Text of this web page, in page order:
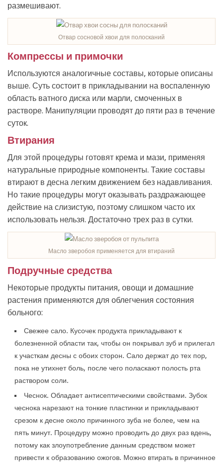
размешивают.
Отвар сосновой хвои для полосканий
Компрессы и примочки
Используются аналогичные составы, которые описаны
выше. Суть состоит в прикладывании на воспаленную
область ватного диска или марли, смоченных в
растворе. Манипуляции проводят до пяти раз в течение
суток.
Втирания
Для этой процедуры готовят крема и мази, применяя
натуральные природные компоненты. Такие составы
втирают в десна легким движением без надавливания.
Но такие процедуры могут оказывать раздражающее
действие на слизистую, поэтому слишком часто их
использовать нельзя. Достаточно трех раз в сутки.
Масло зверобоя применяется для втираний
Подручные средства
Некоторые продукты питания, овощи и домашние
растения применяются для облегчения состояния
больного:
Свежее сало. Кусочек продукта прикладывают к
болезненной области так, чтобы он покрывал зуб и прилегал
к участкам десны с обоих сторон. Сало держат до тех пор,
пока не утихнет боль, после чего поласкают полость рта
раствором соли.
Чеснок. Обладает антисептическими свойствами. Зубок
чеснока нарезают на тонкие пластинки и прикладывают
срезом к десне около причинного зуба не более, чем на
пять минут. Процедуру можно проводить до двух раз вдень,
потому как злоупотребление данным средством может
привести к образованию ожогов. Можно втирать в причинное